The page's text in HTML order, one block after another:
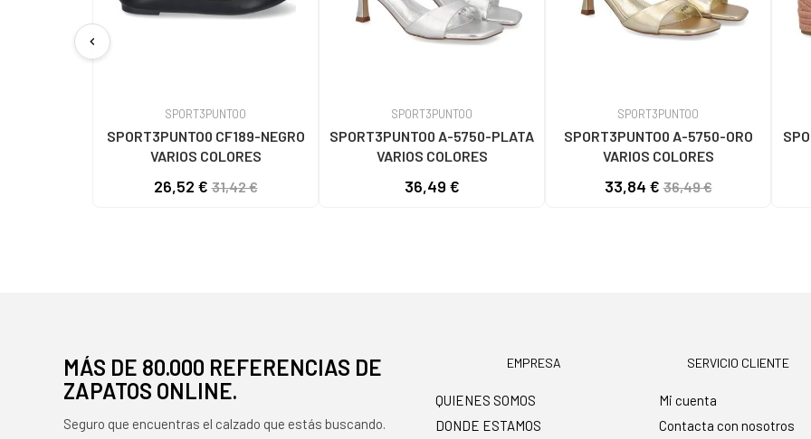
chevron_left
SPORT3PUNTO0
SPORT3PUNTO0 CF189-NEGRO
VARIOS COLORES
26,52 €31,42 €
SPORT3PUNTO0
SPORT3PUNTO0 A-5750-PLATA
VARIOS COLORES
36,49 €
SPORT3PUNTO0
SPORT3PUNTO0 A-5750-ORO
VARIOS COLORES
33,84 €36,49 €
MÁS DE 80.000 REFERENCIAS DE
ZAPATOS ONLINE.
Seguro que encuentras el calzado que estás buscando.
EMPRESA
QUIENES SOMOS
DONDE ESTAMOS
SERVICIO CLIENTE
Mi cuenta
Contacta con nosotros